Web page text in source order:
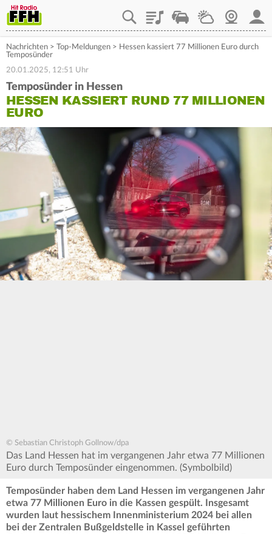
PlaylistStaupilotWetterWebcam
Nachrichten > Top-Meldungen > Hessen kassiert 77 Millionen Euro durch
Temposünder
20.01.2025, 12:51 Uhr
Temposünder in Hessen
HESSEN KASSIERT RUND 77 MILLIONEN
EURO
© Sebastian Christoph Gollnow/dpa
Das Land Hessen hat im vergangenen Jahr etwa 77 Millionen
Euro durch Temposünder eingenommen. (Symbolbild)
Temposünder haben dem Land Hessen im vergangenen Jahr
etwa 77 Millionen Euro in die Kassen gespült. Insgesamt
wurden laut hessischem Innenministerium 2024 bei allen
bei der Zentralen Bußgeldstelle in Kassel geführten